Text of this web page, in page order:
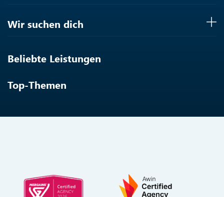
Wir suchen dich
Beliebte Leistungen
Top-Themen